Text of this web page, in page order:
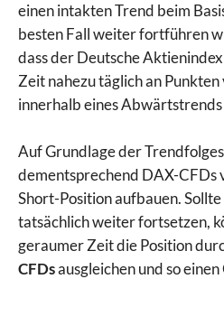
einen intakten Trend beim
besten Fall weiter fortführen
dass der Deutsche
Zeit nahezu täglich an
innerhalb eines
Auf Grundlage der
dementsprechend DAX-CFDs
Short-Position aufbauen.
tatsächlich weiter fortsetzen,
geraumer Zeit die Position
CFDsausgleichen und so